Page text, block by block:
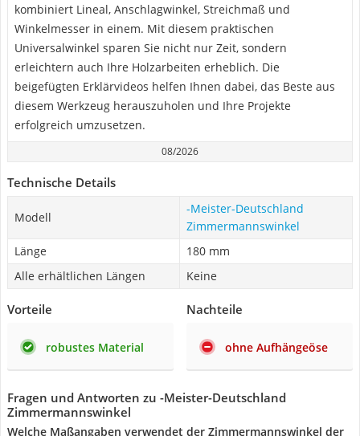
kombiniert Lineal, Anschlagwinkel, Streichmaß und
Winkelmesser in einem. Mit diesem praktischen
Universalwinkel sparen Sie nicht nur Zeit, sondern
erleichtern auch Ihre Holzarbeiten erheblich. Die
beigefügten Erklärvideos helfen Ihnen dabei, das Beste aus
diesem Werkzeug herauszuholen und Ihre Projekte
erfolgreich umzusetzen.
08/2026
Technische Details
Modell
-Meister-Deutschland
Zimmermannswinkel
Länge
180 mm
Alle erhältlichen Längen
Keine
Vorteile
robustes Material
Nachteile
ohne Aufhängeöse
Fragen und Antworten zu -Meister-Deutschland
Zimmermannswinkel
Welche Maßangaben verwendet der Zimmermannswinkel der